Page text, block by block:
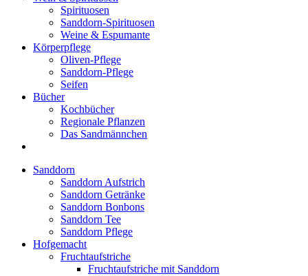
Spirituosen
Sanddorn-Spirituosen
Weine & Espumante
Körperpflege
Oliven-Pflege
Sanddorn-Pflege
Seifen
Bücher
Kochbücher
Regionale Pflanzen
Das Sandmännchen
Sanddorn
Sanddorn Aufstrich
Sanddorn Getränke
Sanddorn Bonbons
Sanddorn Tee
Sanddorn Pflege
Hofgemacht
Fruchtaufstriche
Fruchtaufstriche mit Sanddorn